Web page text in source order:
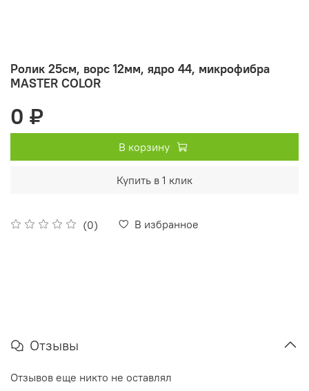
Ролик 25см, ворс 12мм, ядро 44, микрофибра
MASTER COLOR
(0) В избранное
0 ₽
В корзину
Купить в 1 клик
Отзывы
Отзывов еще никто не оставлял